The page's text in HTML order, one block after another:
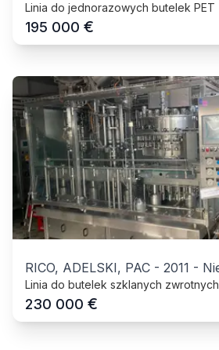
Linia do jednorazowych butelek PET
195 000 €
RICO, ADELSKI, PAC - 2011 -
Linia do butelek szklanych zwrotnych
230 000 €